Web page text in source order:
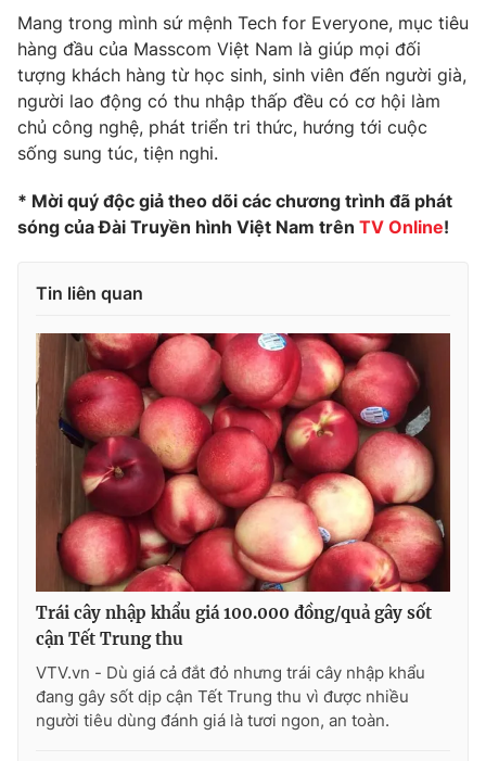
Mang trong mình sứ mệnh Tech for Everyone, mục tiêu
hàng đầu của Masscom Việt Nam là giúp mọi đối
tượng khách hàng từ học sinh, sinh viên đến người già,
người lao động có thu nhập thấp đều có cơ hội làm
chủ công nghệ, phát triển tri thức, hướng tới cuộc
sống sung túc, tiện nghi.
* Mời quý độc giả theo dõi các chương trình đã phát
sóng của Đài Truyền hình Việt Nam trên TV Online!
Tin liên quan
Trái cây nhập khẩu giá 100.000 đồng/quả gây sốt
cận Tết Trung thu
VTV.vn - Dù giá cả đắt đỏ nhưng trái cây nhập khẩu
đang gây sốt dịp cận Tết Trung thu vì được nhiều
người tiêu dùng đánh giá là tươi ngon, an toàn.